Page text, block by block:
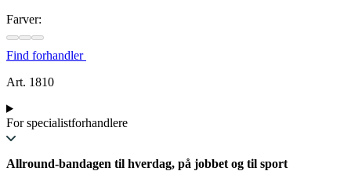
Farver:
Find forhandler
Art. 1810
For specialistforhandlere
Allround-bandagen til hverdag, på jobbet og til sport